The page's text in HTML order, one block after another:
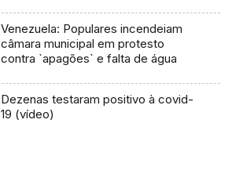
Venezuela: Populares incendeiam
câmara municipal em protesto
contra `apagões` e falta de água
Dezenas testaram positivo à covid-
19 (vídeo)